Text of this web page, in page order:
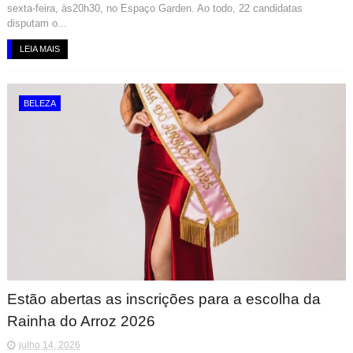
sexta-feira, às20h30, no Espaço Garden. Ao todo, 22 candidatas
disputam o...
LEIA MAIS
BELEZA
Estão abertas as inscrições para a escolha da
Rainha do Arroz 2026
julho 14, 2026